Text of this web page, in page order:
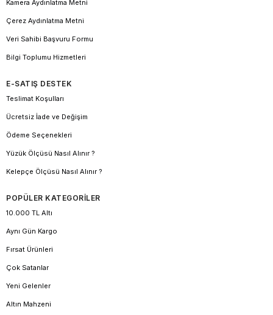
Kamera Aydınlatma Metni
Çerez Aydınlatma Metni
Veri Sahibi Başvuru Formu
Bilgi Toplumu Hizmetleri
E-SATIŞ DESTEK
Teslimat Koşulları
Ücretsiz İade ve Değişim
Ödeme Seçenekleri
Yüzük Ölçüsü Nasıl Alınır ?
Kelepçe Ölçüsü Nasıl Alınır ?
POPÜLER KATEGORİLER
10.000 TL Altı
Aynı Gün Kargo
Fırsat Ürünleri
Çok Satanlar
Yeni Gelenler
Altın Mahzeni